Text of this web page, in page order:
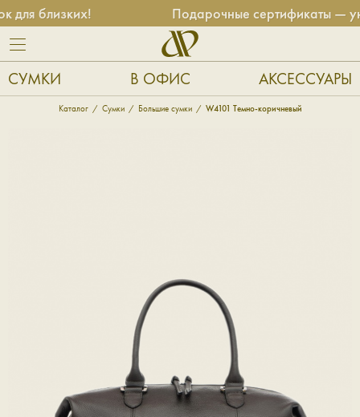
близких! Подарочные сертификаты —
СУМКИ В ОФИС АКСЕССУАРЫ
Каталог Сумки Большие сумки W4101 Темно-коричневый